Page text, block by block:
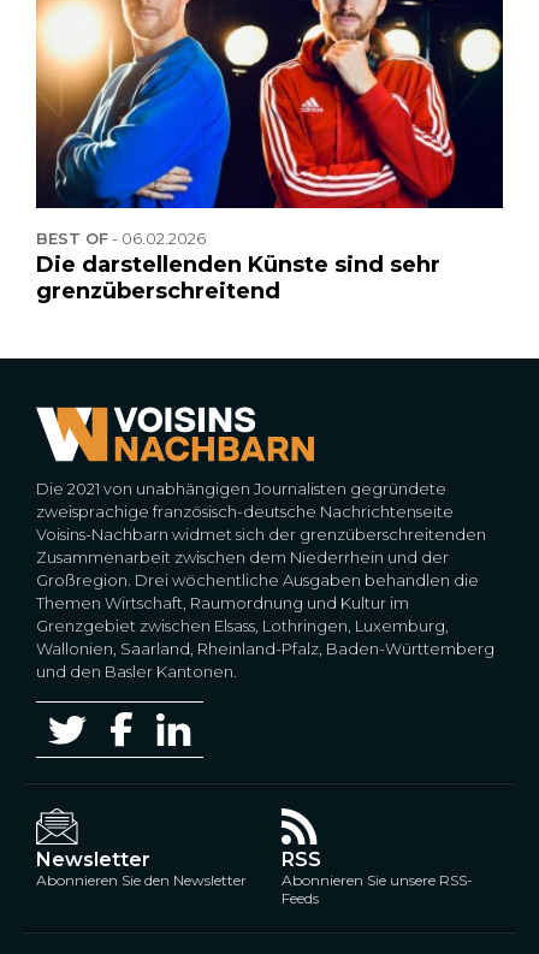
BEST OF- 06.02.2026
Die darstellenden Künste sind sehr
grenzüberschreitend
Die 2021 von unabhängigen Journalisten gegründete
zweisprachige französisch-deutsche Nachrichtenseite
Voisins-Nachbarn widmet sich der grenzüberschreitenden
Zusammenarbeit zwischen dem Niederrhein und der
Großregion. Drei wöchentliche Ausgaben behandlen die
Themen Wirtschaft, Raumordnung und Kultur im
Grenzgebiet zwischen Elsass, Lothringen, Luxemburg,
Wallonien, Saarland, Rheinland-Pfalz, Baden-Württemberg
und den Basler Kantonen.
Newsletter
Abonnieren Sie den Newsletter
RSS
Abonnieren Sie unsere RSS-
Feeds